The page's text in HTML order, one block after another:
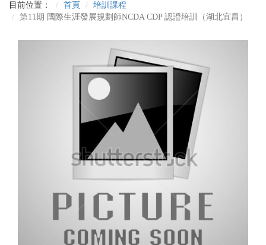
目前位置： 首頁
培訓課程
第11期 國際生涯發展規劃師NCDA CDP 認證培訓（湖北宜昌）